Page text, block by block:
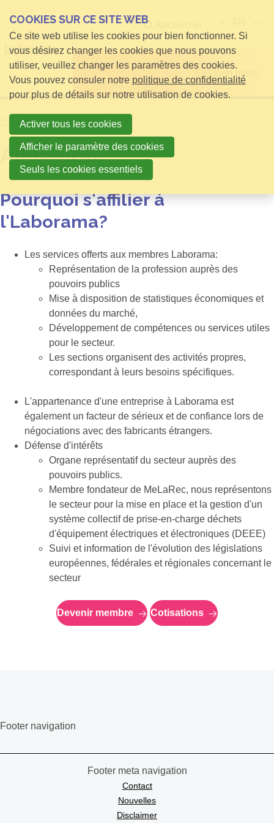
Open menu
HomeAffiliation
Affiliation
Pourquoi s'affilier á
l'Laborama?
Les services offerts aux membres Laborama:
Représentation de la profession auprès des
pouvoirs publics
Mise à disposition de statistiques économiques et
données du marché,
Développement de compétences ou services utiles
pour le secteur.
Les sections organisent des activités propres,
correspondant à leurs besoins spécifiques.
L'appartenance d'une entreprise à Laborama est
également un facteur de sérieux et de confiance lors de
négociations avec des fabricants étrangers.
Défense d'intérêts
Organe représentatif du secteur auprès des
pouvoirs publics.
Membre fondateur de MeLaRec, nous représentons
le secteur pour la mise en place et la gestion d'un
système collectif de prise-en-charge déchets
d'équipement électriques et électroniques (DEEE)
Suivi et information de l'évolution des législations
européennes, fédérales et régionales concernant le
secteur
Devenir membre Cotisations
Footer navigation
Footer meta navigation
Contact
Nouvelles
Disclaimer
COOKIES SUR CE SITE WEB
Ce site web utilise les cookies pour bien fonctionner. Si
vous désirez changer les cookies que nous pouvons
utiliser, veuillez changer les paramètres des cookies.
Vous pouvez consuler notre politique de confidentialité
pour plus de détails sur notre utilisation de cookies.
Activer tous les cookies
Afficher le paramètre des cookies
Seuls les cookies essentiels